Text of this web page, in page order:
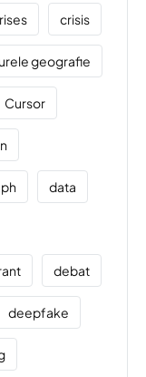
crisis
geografie
Cursor
data
debat
deepfake